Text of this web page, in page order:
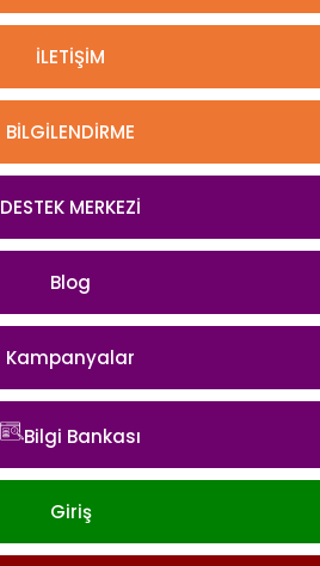
İLETİŞİM
BİLGİLENDİRME
DESTEK MERKEZİ
Blog
Kampanyalar
Bilgi Bankası
Giriş